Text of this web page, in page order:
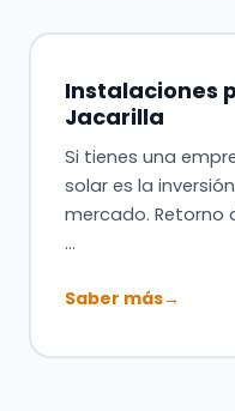
Instalaciones
Jacarilla
Si tienes una
solar es la
mercado. Retorno
…
Saber más→